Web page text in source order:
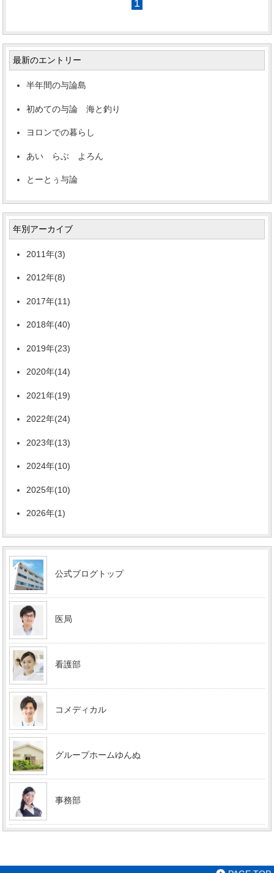
1
最新のエントリー
半年間の与論島
初めての与論 海と釣り
ヨロンでの暮らし
あい らぶ よろん
とーとぅ与論
年別アーカイブ
2011年(3)
2012年(8)
2017年(11)
2018年(40)
2019年(23)
2020年(14)
2021年(19)
2022年(24)
2023年(13)
2024年(10)
2025年(10)
2026年(1)
公式ブログトップ
医局
看護部
コメディカル
グループホームゆんぬ
事務部